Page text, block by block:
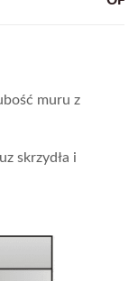
muru z
skrzydła i